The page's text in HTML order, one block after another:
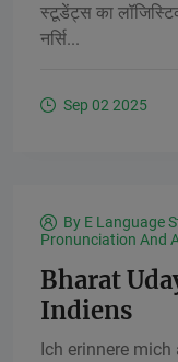
स्टूडेंट्स का
नर्सि...
Sep 02 2025
By E Language
Pronunciation And
Bharat
Indiens
Ich erinnere mich